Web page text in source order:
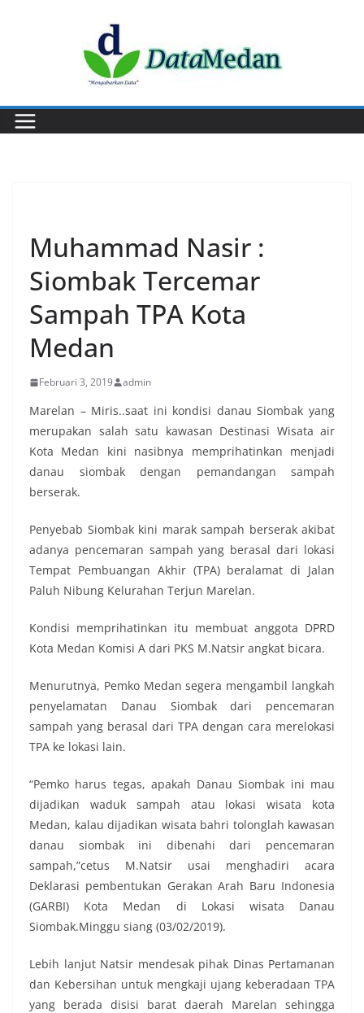
Muhammad Nasir :
Siombak Tercemar
Sampah TPA Kota
Medan
Februari 3, 2019 admin
Marelan – Miris..saat ini kondisi danau Siombak yang
merupakan salah satu kawasan Destinasi Wisata air
Kota Medan kini nasibnya memprihatinkan menjadi
danau siombak dengan pemandangan sampah
berserak.
Penyebab Siombak kini marak sampah berserak akibat
adanya pencemaran sampah yang berasal dari lokasi
Tempat Pembuangan Akhir (TPA) beralamat di Jalan
Paluh Nibung Kelurahan Terjun Marelan.
Kondisi memprihatinkan itu membuat anggota DPRD
Kota Medan Komisi A dari PKS M.Natsir angkat bicara.
Menurutnya, Pemko Medan segera mengambil langkah
penyelamatan Danau Siombak dari pencemaran
sampah yang berasal dari TPA dengan cara merelokasi
TPA ke lokasi lain.
“Pemko harus tegas, apakah Danau Siombak ini mau
dijadikan waduk sampah atau lokasi wisata kota
Medan, kalau dijadikan wisata bahri tolonglah kawasan
danau siombak ini dibenahi dari pencemaran
sampah,”cetus M.Natsir usai menghadiri acara
Deklarasi pembentukan Gerakan Arah Baru Indonesia
(GARBI) Kota Medan di Lokasi wisata Danau
Siombak.Minggu siang (03/02/2019).
Lebih lanjut Natsir mendesak pihak Dinas Pertamanan
dan Kebersihan untuk mengkaji ujang keberadaan TPA
yang berada disisi barat daerah Marelan sehingga